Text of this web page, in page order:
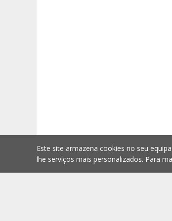
Este site armazena cookies no seu
lhe serviços mais personalizados. Para